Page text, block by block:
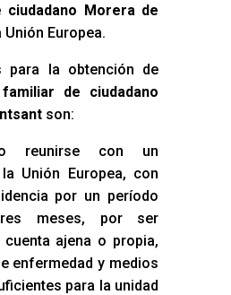
Morera de
Europea.
para la obtención de
de ciudadano
son:
o reunirse con un
Unión Europea, con
por un período
meses, por ser
ajena o propia,
enfermedad y medios
para la unidad